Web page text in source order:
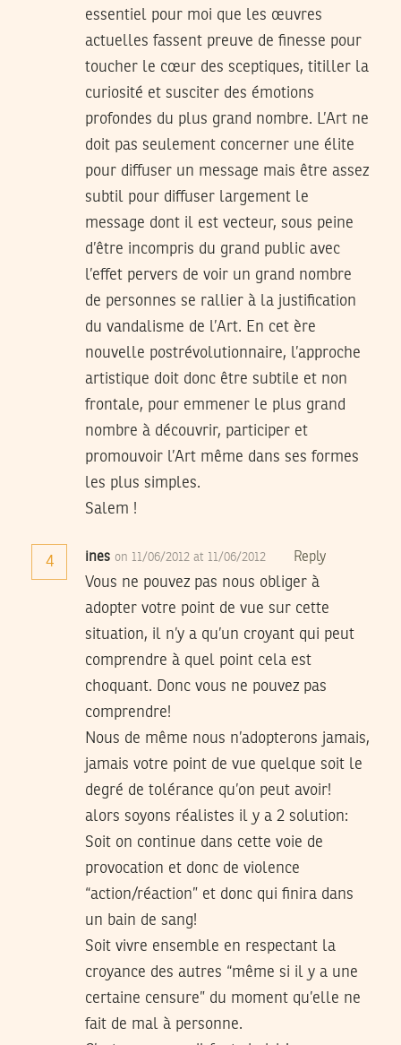
essentiel pour moi que les œuvres
actuelles fassent preuve de finesse pour
toucher le cœur des sceptiques, titiller la
curiosité et susciter des émotions
profondes du plus grand nombre. L’Art ne
doit pas seulement concerner une élite
pour diffuser un message mais être assez
subtil pour diffuser largement le
message dont il est vecteur, sous peine
d’être incompris du grand public avec
l’effet pervers de voir un grand nombre
de personnes se rallier à la justification
du vandalisme de l’Art. En cet ère
nouvelle postrévolutionnaire, l’approche
artistique doit donc être subtile et non
frontale, pour emmener le plus grand
nombre à découvrir, participer et
promouvoir l’Art même dans ses formes
les plus simples.
Salem !
4 ines on 11/06/2012 at 11/06/2012 Reply
Vous ne pouvez pas nous obliger à
adopter votre point de vue sur cette
situation, il n’y a qu’un croyant qui peut
comprendre à quel point cela est
choquant. Donc vous ne pouvez pas
comprendre!
Nous de même nous n’adopterons jamais,
jamais votre point de vue quelque soit le
degré de tolérance qu’on peut avoir!
alors soyons réalistes il y a 2 solution:
Soit on continue dans cette voie de
provocation et donc de violence
“action/réaction” et donc qui finira dans
un bain de sang!
Soit vivre ensemble en respectant la
croyance des autres “même si il y a une
certaine censure” du moment qu’elle ne
fait de mal à personne.